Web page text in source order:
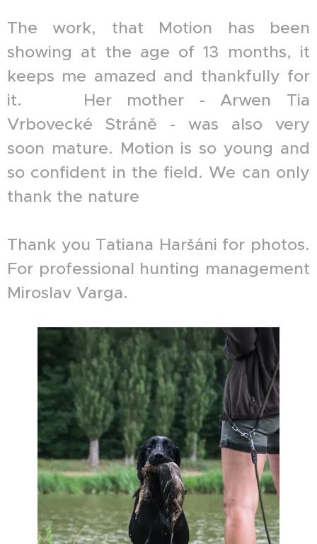
The work, that Motion has been
showing at the age of 13 months, it
keeps me amazed and thankfully for
it. ❤️ Her mother - Arwen Tia
Vrbovecké Stráně - was also very
soon mature. Motion is so young and
so confident in the field. We can only
thank the nature 🙏
Thank you Tatiana Haršáni for photos.
For professional hunting management
Miroslav Varga.